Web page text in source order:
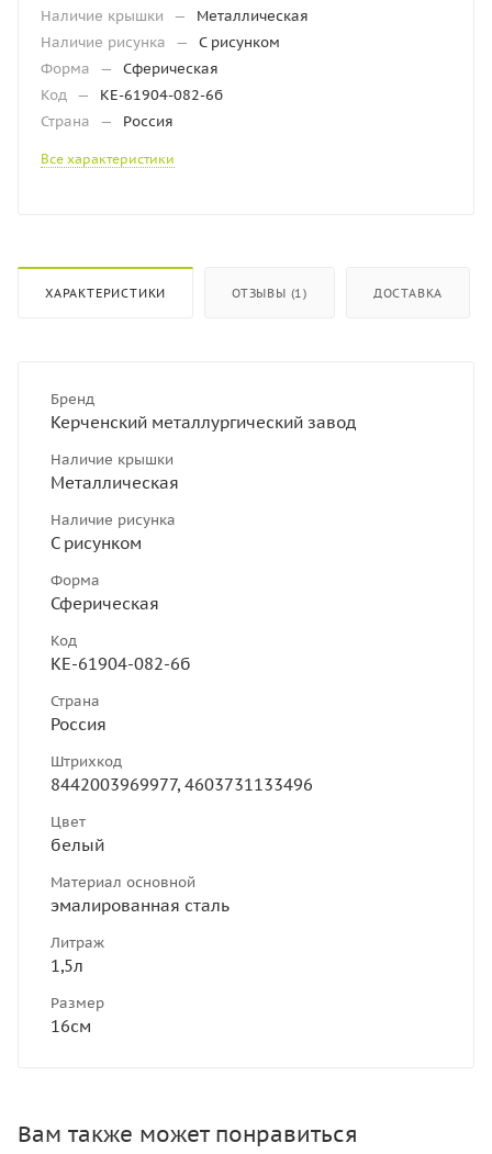
Наличие крышки
—
Металлическая
Наличие рисунка
—
С рисунком
Форма
—
Сферическая
Код —
КЕ-61904-082-6б
Страна
— Россия
Все характеристики
ХАРАКТЕРИСТИКИ ОТЗЫВЫ (1) ДОСТАВКА
Бренд
Керченский металлургический завод
Наличие крышки
Металлическая
Наличие рисунка
С рисунком
Форма
Сферическая
Код
КЕ-61904-082-6б
Страна
Россия
Штрихкод
8442003969977, 4603731133496
Цвет
белый
Материал основной
эмалированная сталь
Литраж
1,5л
Размер
16см
Вам также может понравиться